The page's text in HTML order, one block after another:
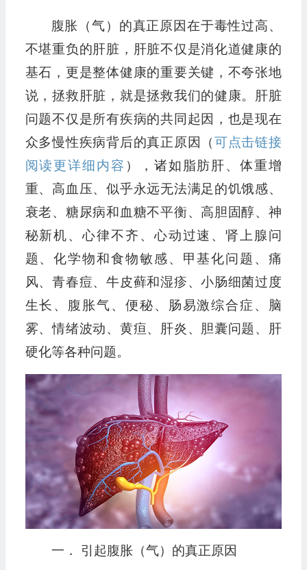
腹胀（气）的真正原因在于毒性过高、
不堪重负的肝脏，肝脏不仅是消化道健康的
基石，更是整体健康的重要关键，不夸张地
说，拯救肝脏，就是拯救我们的健康。肝脏
问题不仅是所有疾病的共同起因，也是现在
众多慢性疾病背后的真正原因（可点击链接
阅读更详细内容 ），诸如脂肪肝、体重增
重、高血压、似乎永远无法满足的饥饿感、
衰老、糖尿病和血糖不平衡、高胆固醇、神
秘新机、心律不齐、心动过速、肾上腺问
题、化学物和食物敏感、甲基化问题、痛
风、青春痘、牛皮藓和湿疹、小肠细菌过度
生长、腹胀气、便秘、肠易激综合症、脑
雾、情绪波动、黄疸、肝炎、胆囊问题、肝
硬化等各种问题。
一． 引起腹胀（气）的真正原因